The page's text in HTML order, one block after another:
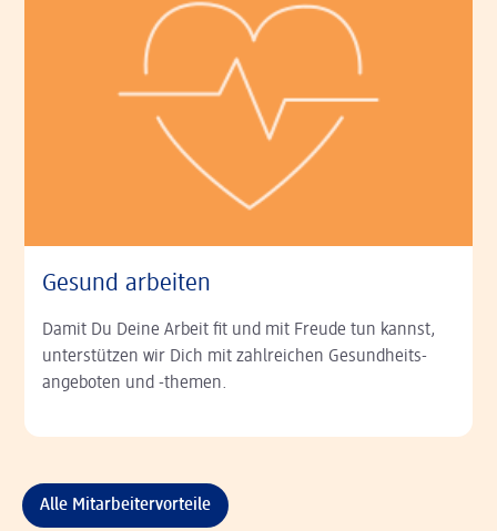
Gesund arbeiten
Damit Du Deine Arbeit fit und mit Freude tun kannst,
unterstützen wir Dich mit zahlreichen Gesundheits­
angeboten und -themen.
Alle Mitarbeitervorteile